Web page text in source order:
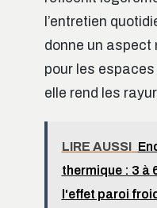
l’entretien
donne un aspect
pour les
elle rend les
LIRE AUSSI
thermique : 3 à
l'effet paroi